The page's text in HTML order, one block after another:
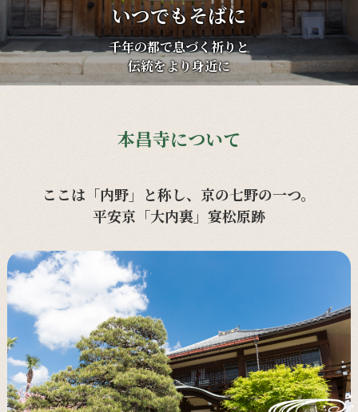
いつでもそばに
千年の都で息づく祈りと
伝統をより身近に
本昌寺について
ここは「内野」と称し、京の七野の一つ。
平安京「大内裏」宴松原跡